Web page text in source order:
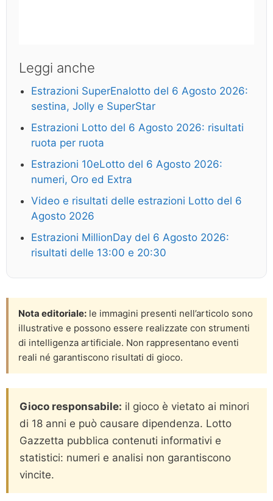
Leggi anche
Estrazioni SuperEnalotto del 6 Agosto 2026:
sestina, Jolly e SuperStar
Estrazioni Lotto del 6 Agosto 2026: risultati
ruota per ruota
Estrazioni 10eLotto del 6 Agosto 2026:
numeri, Oro ed Extra
Video e risultati delle estrazioni Lotto del 6
Agosto 2026
Estrazioni MillionDay del 6 Agosto 2026:
risultati delle 13:00 e 20:30
Nota editoriale: le immagini presenti nell’articolo sono
illustrative e possono essere realizzate con strumenti
di intelligenza artificiale. Non rappresentano eventi
reali né garantiscono risultati di gioco.
Gioco responsabile: il gioco è vietato ai minori
di 18 anni e può causare dipendenza. Lotto
Gazzetta pubblica contenuti informativi e
statistici: numeri e analisi non garantiscono
vincite.